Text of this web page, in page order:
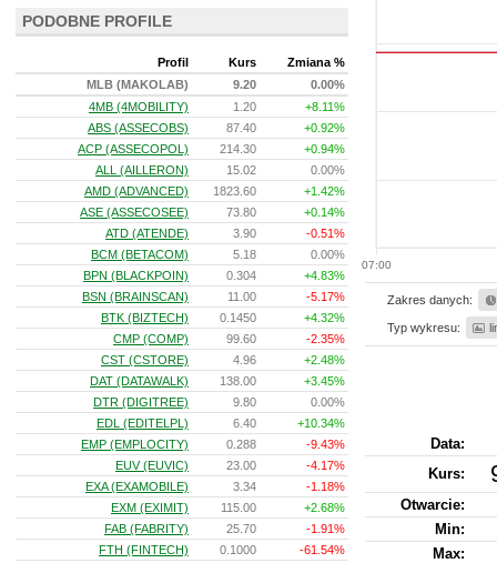
07:00
Zakres danych:
Typ wykresu:
Data:
Kurs:
Otwarcie:
Min:
Max:
PODOBNE PROFILE
Profil Kurs
Zmiana %
MLB (MAKOLAB)
9.20
0.00%
4MB (4MOBILITY)
1.20
+8.11%
ABS (ASSECOBS)
87.40
+0.92%
ACP (ASSECOPOL)
214.30
+0.94%
ALL (AILLERON)
15.02
0.00%
AMD (ADVANCED)
1823.60
+1.42%
ASE (ASSECOSEE)
73.80
+0.14%
ATD (ATENDE)
3.90
-0.51%
BCM (BETACOM)
5.18
0.00%
BPN (BLACKPOIN)
0.304
+4.83%
BSN (BRAINSCAN)
11.00
-5.17%
BTK (BIZTECH)
0.1450
+4.32%
CMP (COMP)
99.60
-2.35%
CST (CSTORE)
4.96
+2.48%
DAT (DATAWALK)
138.00
+3.45%
DTR (DIGITREE)
9.80
0.00%
EDL (EDITELPL)
6.40
+10.34%
EMP (EMPLOCITY)
0.288
-9.43%
EUV (EUVIC)
23.00
-4.17%
EXA (EXAMOBILE)
3.34
-1.18%
EXM (EXIMIT)
115.00
+2.68%
FAB (FABRITY)
25.70
-1.91%
FTH (FINTECH)
0.1000
-61.54%